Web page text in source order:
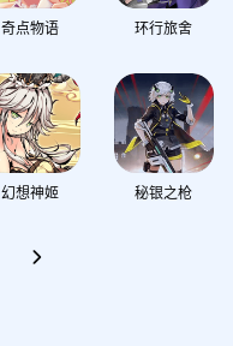
奇点物语 环行旅舍
幻想神姬 秘银之枪